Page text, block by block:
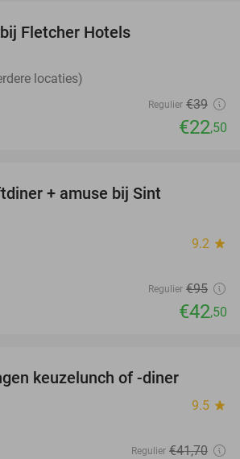
Fletcher Hotels
locaties)
Regulier €39
€22,50
+ amuse bij Sint
9.2 star
Regulier €95
€42,50
keuzelunch of -diner
9.5 star
Regulier €41,70